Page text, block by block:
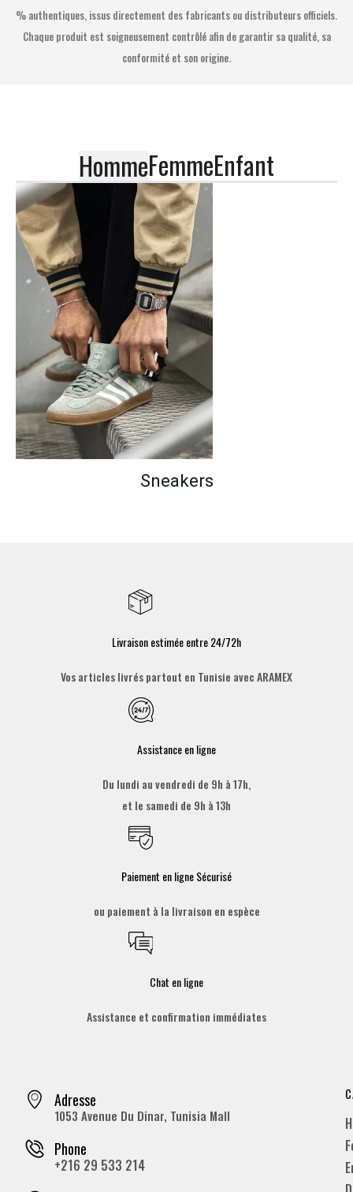
% authentiques, issus directement des fabricants ou distributeurs officiels.
Chaque produit est soigneusement contrôlé afin de garantir sa qualité, sa
conformité et son origine.
HommeFemmeEnfant
Sneakers
Livraison estimée entre 24/72h
Vos articles livrés partout en Tunisie avec ARAMEX
Assistance en ligne
Du lundi au vendredi de 9h à 17h,
et le samedi de 9h à 13h
Paiement en ligne Sécurisé
ou paiement à la livraison en espèce
Chat en ligne
Assistance et confirmation immédiates
Adresse
1053 Avenue Du Dinar, Tunisia Mall
Phone
+216 29 533 214